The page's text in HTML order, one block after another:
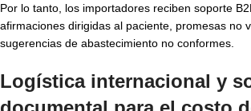
Por lo tanto, los importadores reciben soporte
afirmaciones dirigidas al paciente, promesas no
sugerencias de abastecimiento no conformes.
Logística internacional y